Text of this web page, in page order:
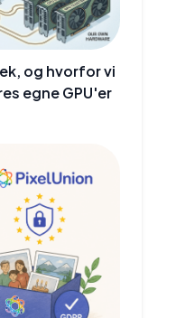
og hvorfor vi
egne GPU'er